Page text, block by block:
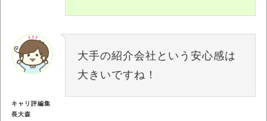
キャリ評編集
長大森
大手の紹介会社という安心感は
大きいですね！